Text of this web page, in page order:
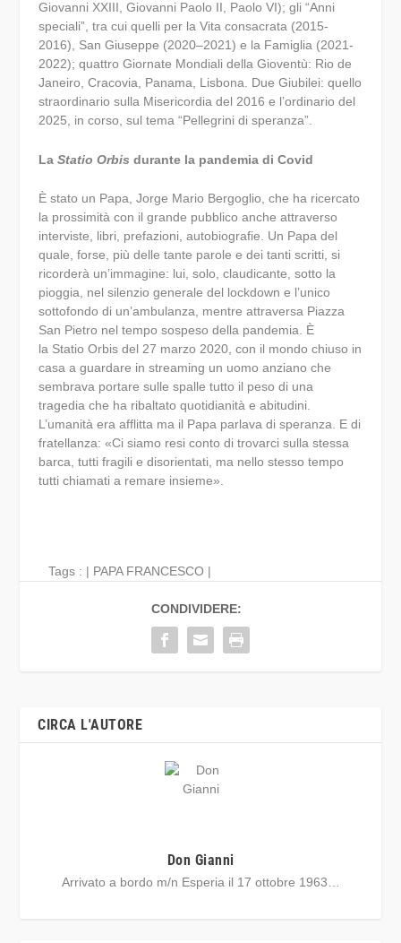
Giovanni XXIII, Giovanni Paolo II, Paolo VI); gli “Anni
speciali”, tra cui quelli per la Vita consacrata (2015-
2016), San Giuseppe (2020–2021) e la Famiglia (2021-
2022); quattro Giornate Mondiali della Gioventù: Rio de
Janeiro, Cracovia, Panama, Lisbona. Due Giubilei: quello
straordinario sulla Misericordia del 2016 e l’ordinario del
2025, in corso, sul tema “Pellegrini di speranza”.
La Statio Orbis durante la pandemia di Covid
È stato un Papa, Jorge Mario Bergoglio, che ha ricercato
la prossimità con il grande pubblico anche attraverso
interviste, libri, prefazioni, autobiografie. Un Papa del
quale, forse, più delle tante parole e dei tanti scritti, si
ricorderà un’immagine: lui, solo, claudicante, sotto la
pioggia, nel silenzio generale del lockdown e l’unico
sottofondo di un’ambulanza, mentre attraversa Piazza
San Pietro nel tempo sospeso della pandemia. È
la Statio Orbis del 27 marzo 2020, con il mondo chiuso in
casa a guardare in streaming un uomo anziano che
sembrava portare sulle spalle tutto il peso di una
tragedia che ha ribaltato quotidianità e abitudini.
L’umanità era afflitta ma il Papa parlava di speranza. E di
fratellanza: «Ci siamo resi conto di trovarci sulla stessa
barca, tutti fragili e disorientati, ma nello stesso tempo
tutti chiamati a remare insieme».
Tags : | PAPA FRANCESCO |
CONDIVIDERE:
CIRCA L'AUTORE
Don Gianni
Arrivato a bordo m/n Esperia il 17 ottobre 1963…